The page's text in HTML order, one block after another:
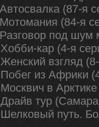
(87-я
(84-я
под шум
кар (4-я
взгляд
из Африки
в
тур
путь.